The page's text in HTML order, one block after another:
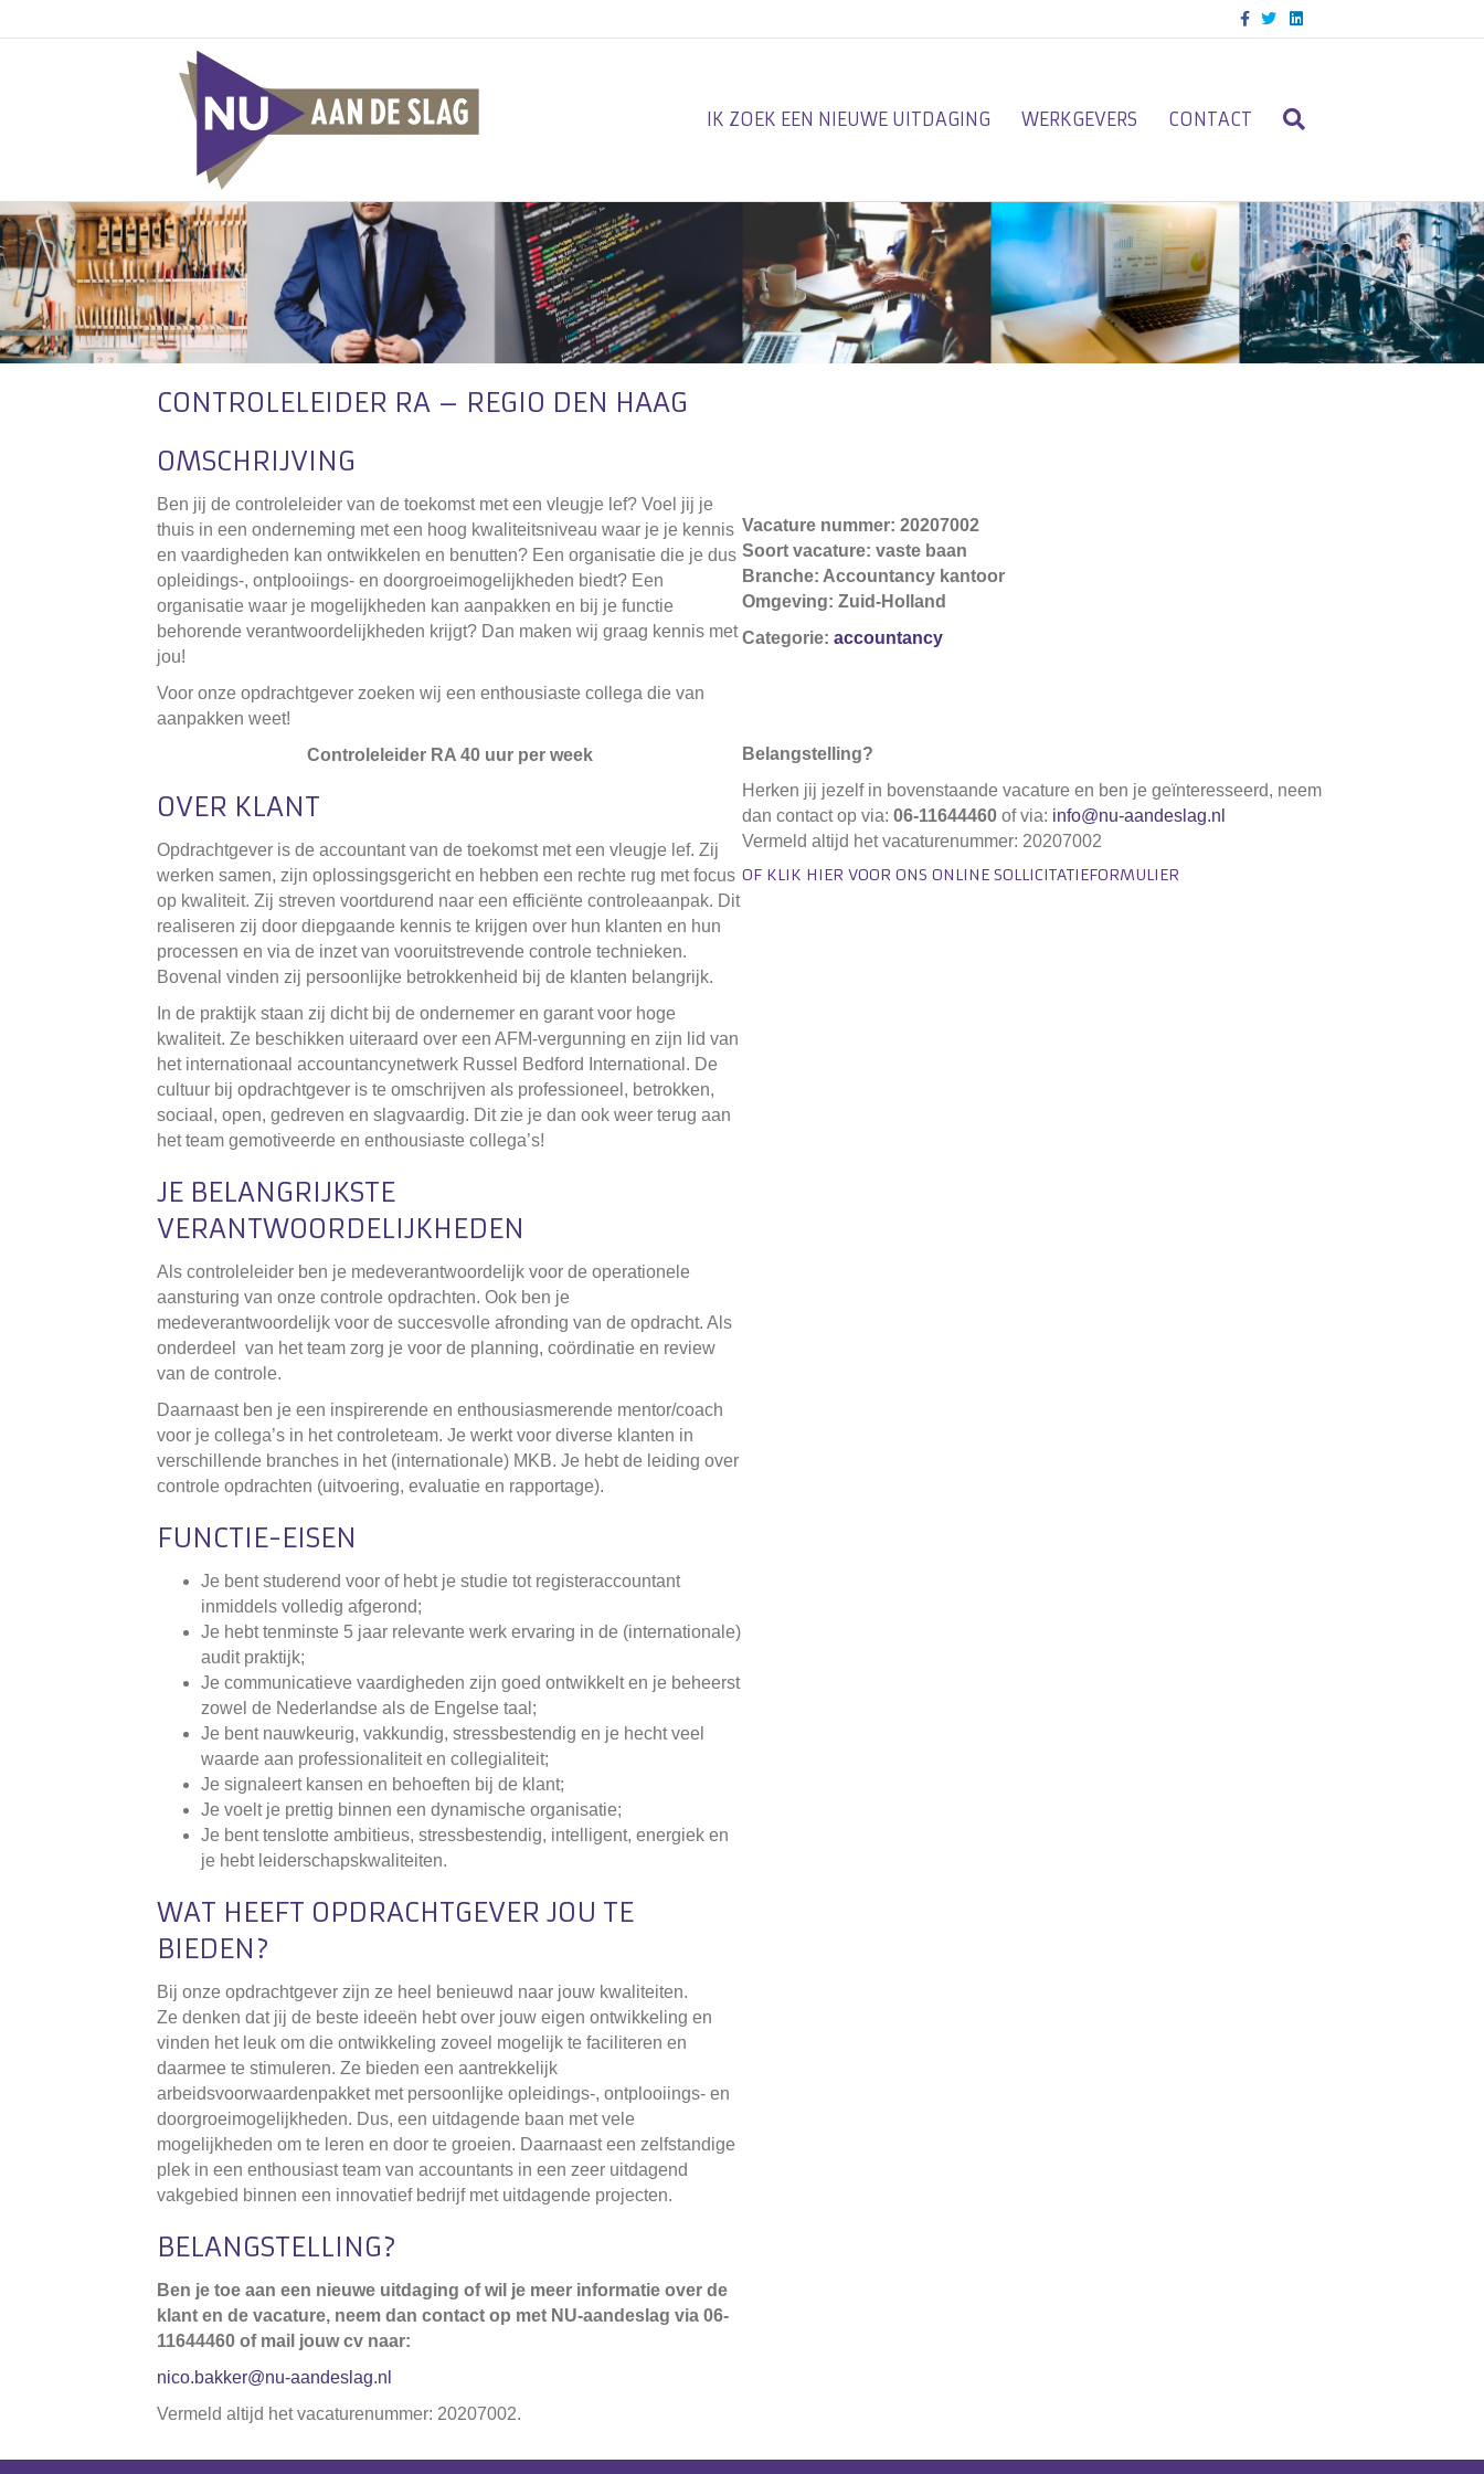
Facebook
TwitterLinkedin
IK ZOEK EEN NIEUWE UITDAGING WERKGEVERS CONTACT
CONTROLELEIDER RA – REGIO DEN HAAG
OMSCHRIJVING
Ben jij de controleleider van de toekomst met een vleugje lef? Voel jij je
thuis in een onderneming met een hoog kwaliteitsniveau waar je je kennis
en vaardigheden kan ontwikkelen en benutten? Een organisatie die je dus
opleidings-, ontplooiings- en doorgroeimogelijkheden biedt? Een
organisatie waar je mogelijkheden kan aanpakken en bij je functie
behorende verantwoordelijkheden krijgt? Dan maken wij graag kennis met
jou!
Voor onze opdrachtgever zoeken wij een enthousiaste collega die van
aanpakken weet!
Controleleider RA 40 uur per week
OVER KLANT
Opdrachtgever is de accountant van de toekomst met een vleugje lef. Zij
werken samen, zijn oplossingsgericht en hebben een rechte rug met focus
op kwaliteit. Zij streven voortdurend naar een efficiënte controleaanpak. Dit
realiseren zij door diepgaande kennis te krijgen over hun klanten en hun
processen en via de inzet van vooruitstrevende controle technieken.
Bovenal vinden zij persoonlijke betrokkenheid bij de klanten belangrijk.
In de praktijk staan zij dicht bij de ondernemer en garant voor hoge
kwaliteit. Ze beschikken uiteraard over een AFM-vergunning en zijn lid van
het internationaal accountancynetwerk Russel Bedford International. De
cultuur bij opdrachtgever is te omschrijven als professioneel, betrokken,
sociaal, open, gedreven en slagvaardig. Dit zie je dan ook weer terug aan
het team gemotiveerde en enthousiaste collega’s!
JE BELANGRIJKSTE
VERANTWOORDELIJKHEDEN
Als controleleider ben je medeverantwoordelijk voor de operationele
aansturing van onze controle opdrachten. Ook ben je
medeverantwoordelijk voor de succesvolle afronding van de opdracht. Als
onderdeel
van het team zorg je voor de planning, coördinatie en review
van de controle.
Daarnaast ben je een inspirerende en enthousiasmerende mentor/coach
voor je collega’s in het controleteam. Je werkt voor diverse klanten in
verschillende branches in het (internationale) MKB. Je hebt de leiding over
controle opdrachten (uitvoering, evaluatie en rapportage).
FUNCTIE-EISEN
Je bent studerend voor of hebt je studie tot registeraccountant
inmiddels volledig afgerond;
Je hebt tenminste 5 jaar relevante werk ervaring in de (internationale)
audit praktijk;
Je communicatieve vaardigheden zijn goed ontwikkelt en je beheerst
zowel de Nederlandse als de Engelse taal;
Je bent nauwkeurig, vakkundig, stressbestendig en je hecht veel
waarde aan professionaliteit en collegialiteit;
Je signaleert kansen en behoeften bij de klant;
Je voelt je prettig binnen een dynamische organisatie;
Je bent tenslotte ambitieus, stressbestendig, intelligent, energiek en
je hebt leiderschapskwaliteiten.
WAT HEEFT OPDRACHTGEVER JOU TE
BIEDEN?
Bij onze opdrachtgever zijn ze heel benieuwd naar jouw kwaliteiten.
Ze denken dat jij de beste ideeën hebt over jouw eigen ontwikkeling en
vinden het leuk om die ontwikkeling zoveel mogelijk te faciliteren en
daarmee te stimuleren. Ze bieden een aantrekkelijk
arbeidsvoorwaardenpakket met persoonlijke opleidings-, ontplooiings- en
doorgroeimogelijkheden. Dus, een uitdagende baan met vele
mogelijkheden om te leren en door te groeien. Daarnaast een zelfstandige
plek in een enthousiast team van accountants in een zeer uitdagend
vakgebied binnen een innovatief bedrijf met uitdagende projecten.
BELANGSTELLING?
Ben je toe aan een nieuwe uitdaging of wil je meer informatie over de
klant en de vacature, neem dan contact op met NU-aandeslag via 06-
11644460 of mail jouw cv naar:
nico.bakker@nu-aandeslag.nl
Vermeld altijd het vacaturenummer: 20207002.
Vacature nummer: 20207002
Soort vacature: vaste baan
Branche: Accountancy kantoor
Omgeving: Zuid-Holland
Categorie: accountancy
Belangstelling?
Herken jij jezelf in bovenstaande vacature en ben je geïnteresseerd, neem
dan contact op via: 06-11644460 of via: info@nu-aandeslag.nl
Vermeld altijd het vacaturenummer: 20207002
OF KLIK HIER VOOR ONS ONLINE SOLLICITATIEFORMULIER